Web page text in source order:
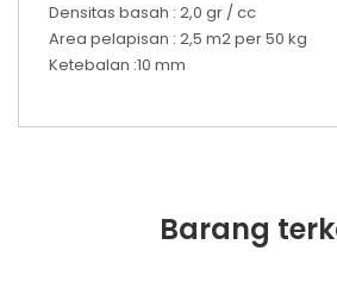
Densitas basah : 2,0 gr / cc
Area pelapisan : 2,5 m2 per 50 kg
Ketebalan :10 mm
Barang